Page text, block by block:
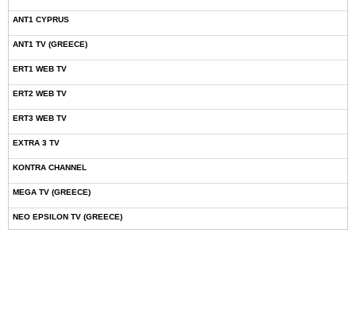
ANT1 CYPRUS
ANT1 TV (GREECE)
ERT1 WEB TV
ERT2 WEB TV
ERT3 WEB TV
EXTRA 3 TV
KONTRA CHANNEL
MEGA TV (GREECE)
NEO EPSILON TV (GREECE)